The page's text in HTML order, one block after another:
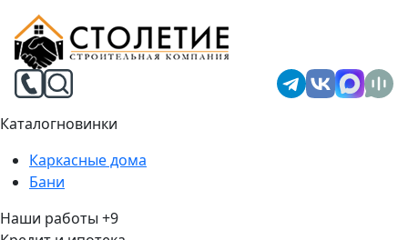
Каталогновинки
Каркасные дома
Бани
Наши работы +9